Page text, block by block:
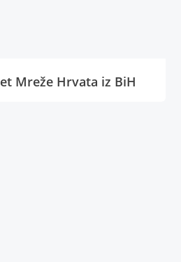
Mreže Hrvata iz BiH